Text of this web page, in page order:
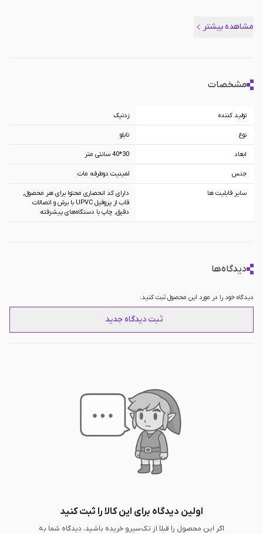
مشاهده بیشتر
مشخصات
تولید کننده زد‌تیک
نوع تابلو
ابعاد 30*40 سانتی متر
جنس لمینیت دوطرفه مات
سایر قابلیت ها
دارای کد انحصاری محتوا برای هر محصول,
قاب از پروفیل UPVC با برش و اتصالات
دقیق, چاپ با دستگاه‌های پیشرفته
دیدگاه‌ها
دیدگاه خود را در مورد این محصول ثبت کنید:
ثبت دیدگاه جدید
اولین دیدگاه برای این کالا را ثبت کنید
اگر این محصول را قبلا از تک‌سیرو خریده باشید، دیدگاه شما به